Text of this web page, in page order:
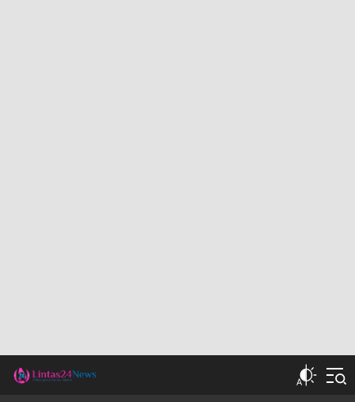
lintas24news.com
Menyingkap Setiap Realita